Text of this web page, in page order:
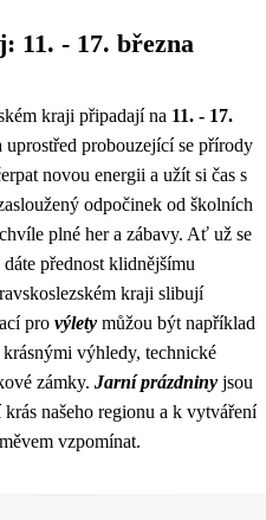
11. - 17. března
kraji připadají na 11. - 17.
uprostřed probouzející se přírody
novou energii a užít si čas s
odpočinek od školních
plné her a zábavy. Ať už se
přednost klidnějšímu
kraji slibují
pro výlety můžou být například
výhledy, technické
zámky. Jarní prázdniny jsou
našeho regionu a k vytváření
vzpomínat.